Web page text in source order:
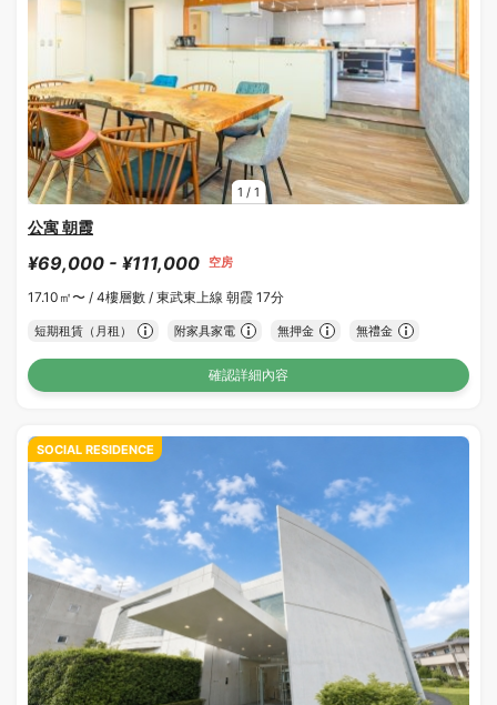
1 / 1
公寓 朝霞
¥69,000 - ¥111,000 空房
17.10㎡〜 / 4樓層數 / 東武東上線 朝霞 17分
短期租賃（月租） 附家具家電 無押金 無禮金
確認詳細內容
SOCIAL RESIDENCE